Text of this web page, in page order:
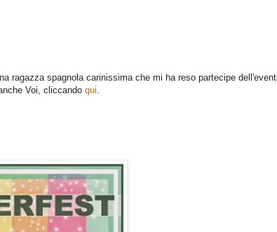
ragazza spagnola carinissima che mi ha reso partecipe
Voi, cliccando qui